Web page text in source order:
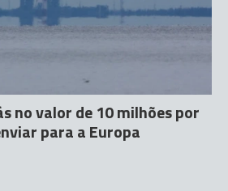
no valor de 10 milhões por
para a Europa